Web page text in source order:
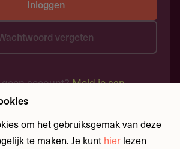
Inloggen
vergeten
account?Meld je aan
om het gebruiksgemak van deze
te maken. Je kunt hier lezen